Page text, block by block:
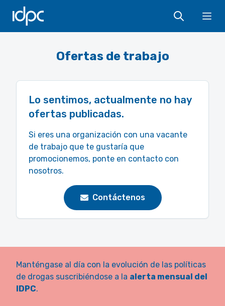
IDPC
Ofertas de trabajo
Lo sentimos, actualmente no hay
ofertas publicadas.
Si eres una organización con una vacante
de trabajo que te gustaría que
promocionemos, ponte en contacto con
nosotros.
Contáctenos
Manténgase al día con la evolución de las políticas
de drogas suscribiéndose a la alerta mensual del
IDPC.